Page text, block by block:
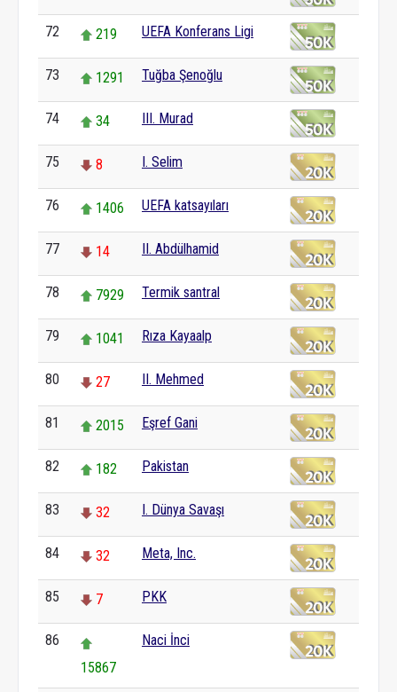
72 219 UEFA Konferans Ligi
73 1291 Tuğba Şenoğlu
74 34 III. Murad
75 8 I. Selim
76 1406 UEFA katsayıları
77 14 II. Abdülhamid
78 7929 Termik santral
79 1041 Rıza Kayaalp
80 27 II. Mehmed
81 2015 Eşref Gani
82 182 Pakistan
83 32 I. Dünya Savaşı
84 32 Meta, Inc.
85 7 PKK
86
15867
Naci İnci